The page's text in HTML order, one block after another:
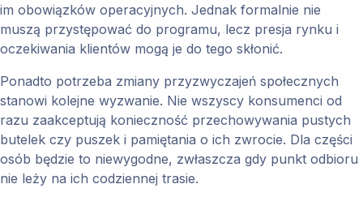
im obowiązków operacyjnych. Jednak formalnie nie
muszą przystępować do programu, lecz presja rynku i
oczekiwania klientów mogą je do tego skłonić.
Ponadto potrzeba zmiany przyzwyczajeń społecznych
stanowi kolejne wyzwanie. Nie wszyscy konsumenci od
razu zaakceptują konieczność przechowywania pustych
butelek czy puszek i pamiętania o ich zwrocie. Dla części
osób będzie to niewygodne, zwłaszcza gdy punkt odbioru
nie leży na ich codziennej trasie.